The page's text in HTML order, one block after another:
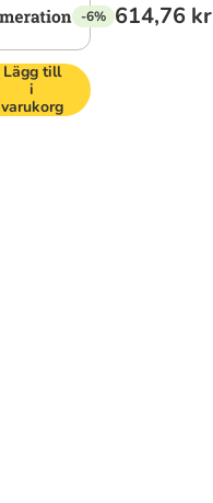
-6% 614,76 kr
Lägg till
i
varukorg